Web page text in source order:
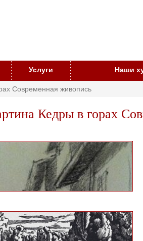
Услуги Наши
Современная живопись
Кедры в горах